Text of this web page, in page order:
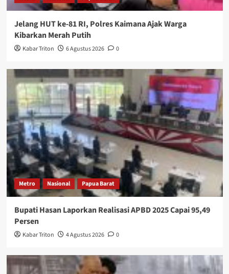
Jelang HUT ke-81 RI, Polres Kaimana Ajak Warga
Kibarkan Merah Putih
Kabar Triton 6 Agustus 2026 0
Metro Nasional Papua Barat
Bupati Hasan Laporkan Realisasi APBD 2025 Capai 95,49
Persen
Kabar Triton 4 Agustus 2026 0